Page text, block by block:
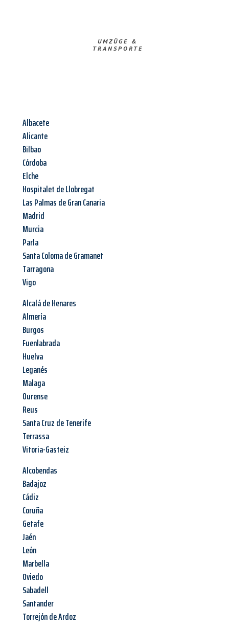
UMZÜGE &
TRANSPORTE
Albacete
Alicante
Bilbao
Córdoba
Elche
Hospitalet de Llobregat
Las Palmas de Gran Canaria
Madrid
Murcia
Parla
Santa Coloma de Gramanet
Tarragona
Vigo
Alcalá de Henares
Almería
Burgos
Fuenlabrada
Huelva
Leganés
Malaga
Ourense
Reus
Santa Cruz de Tenerife
Terrassa
Vitoria-Gasteiz
Alcobendas
Badajoz
Cádiz
Coruña
Getafe
Jaén
León
Marbella
Oviedo
Sabadell
Santander
Torrejón de Ardoz